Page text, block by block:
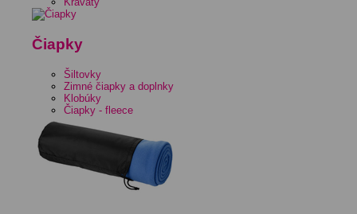
Čiapky
Šiltovky
Zimné čiapky a doplnky
Klobúky
Čiapky - fleece